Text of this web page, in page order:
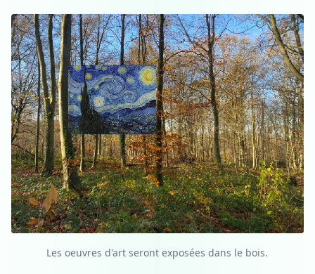
Les oeuvres d'art seront exposées dans le bois.